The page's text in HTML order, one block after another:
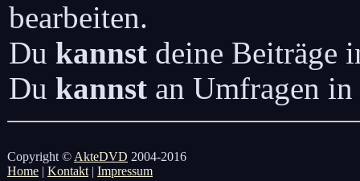
bearbeiten.
Du kannst deine Beiträge
Du kannst an Umfragen
Copyright © AkteDVD 2004-2016
Home | Kontakt | Impressum